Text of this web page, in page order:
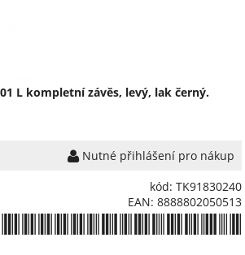
L kompletní závěs, levý, lak černý.
Nutné přihlášení pro nákup
kód: TK91830240
EAN: 8888802050513